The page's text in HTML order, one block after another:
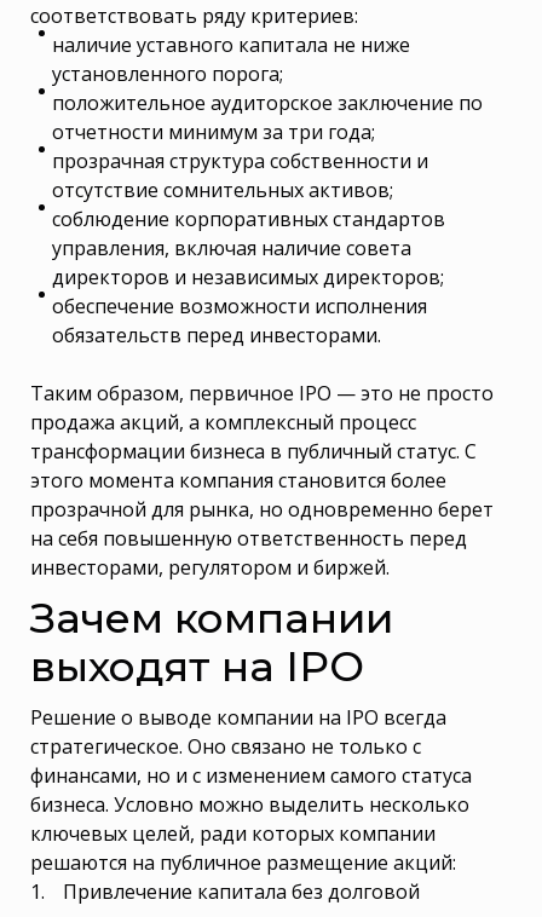
соответствовать ряду критериев:
наличие уставного капитала не ниже
установленного порога;
положительное аудиторское заключение по
отчетности минимум за три года;
прозрачная структура собственности и
отсутствие сомнительных активов;
соблюдение корпоративных стандартов
управления, включая наличие совета
директоров и независимых директоров;
обеспечение возможности исполнения
обязательств перед инвесторами.
Таким образом, первичное IPO — это не просто
продажа акций, а комплексный процесс
трансформации бизнеса в публичный статус. С
этого момента компания становится более
прозрачной для рынка, но одновременно берет
на себя повышенную ответственность перед
инвесторами, регулятором и биржей.
Зачем компании
выходят на IPO
Решение о выводе компании на IPO всегда
стратегическое. Оно связано не только с
финансами, но и с изменением самого статуса
бизнеса. Условно можно выделить несколько
ключевых целей, ради которых компании
решаются на публичное размещение акций:
Привлечение капитала без долговой